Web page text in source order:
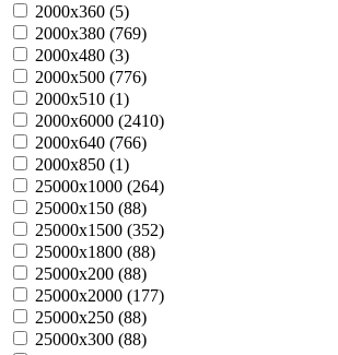
2000х360 (5)
2000х380 (769)
2000х480 (3)
2000х500 (776)
2000х510 (1)
2000х6000 (2410)
2000х640 (766)
2000х850 (1)
25000х1000 (264)
25000х150 (88)
25000х1500 (352)
25000х1800 (88)
25000х200 (88)
25000х2000 (177)
25000х250 (88)
25000х300 (88)